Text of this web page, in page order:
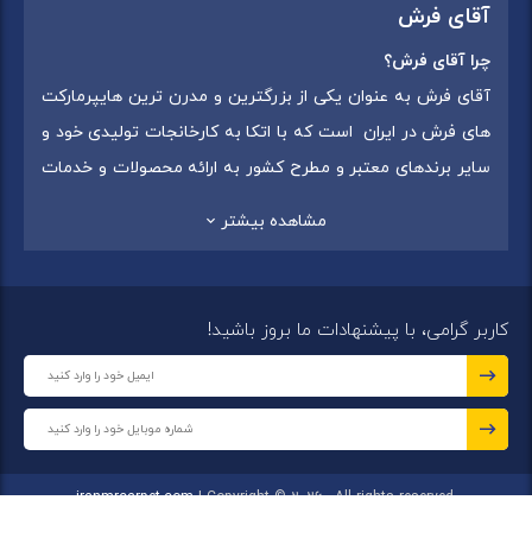
آقای فرش
چرا آقای فرش؟
آقای فرش به عنوان یکی از بزرگترین و مدرن ترین هایپرمارکت
های فرش در ایران است که با اتکا به کارخانجات تولیدی خود و
سایر برندهای معتبر و مطرح کشور به ارائه محصولات و خدمات
شهر:فردیس ) ، استان قزوین (شهر قزوین)
مجموعه در تمامی شعب خود بهترین برند ها و بافته های ایران
کلاسیک،فرش کودک، فرش دستبافتوتابلو فرش دستبافت
گرد هم آورده است.
مشاهده بیشتر
کاربر گرامی، با پیشنهادات ما بروز باشید!
iranmrcarpet.com| Copyright © 2026 - All rights reserved.